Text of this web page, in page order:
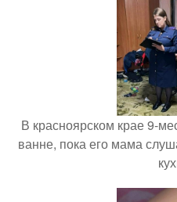
В красноярском крае 9-
ванне, пока его мама